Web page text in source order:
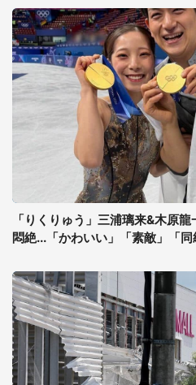
「りくりゅう」三浦璃来&木原
悶絶...「かわいい」「素敵」「同